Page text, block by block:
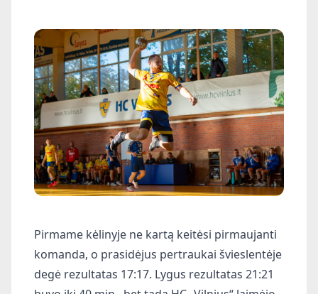
Pirmame kėlinyje ne kartą keitėsi pirmaujanti
komanda, o prasidėjus pertraukai švieslentėje
degė rezultatas 17:17. Lygus rezultatas 21:21